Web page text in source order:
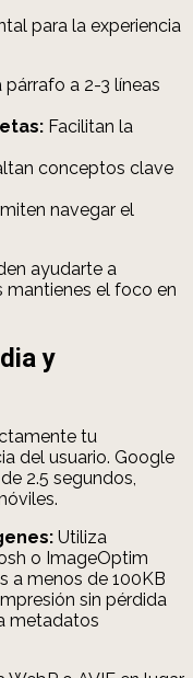
para la experiencia
a 2-3 líneas
Facilitan la
conceptos clave
navegar el
ayudarte a
el foco en
y
tu
del usuario. Google
2.5 segundos,
Utiliza
o ImageOptim
a menos de 100KB
sin pérdida
metadatos